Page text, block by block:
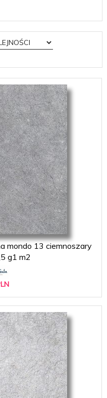
mondo 13 ciemnoszary
g1 m2